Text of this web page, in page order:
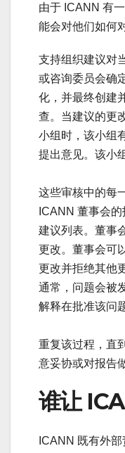
由于 ICANN 有
能会对他们如何
支持组织建议对
或咨询委员会确
化，并最终创建
查。当建议的更
小组时，该小组
提出意见。该小
这些审核中的每
ICANN 董事会
建议列表。董事
更改。董事会可
更改并拒绝其他
通常，问题会被
解释在批准该问
重复该过程，直
意妥协或对报告
谁让
ICANN 既有外部